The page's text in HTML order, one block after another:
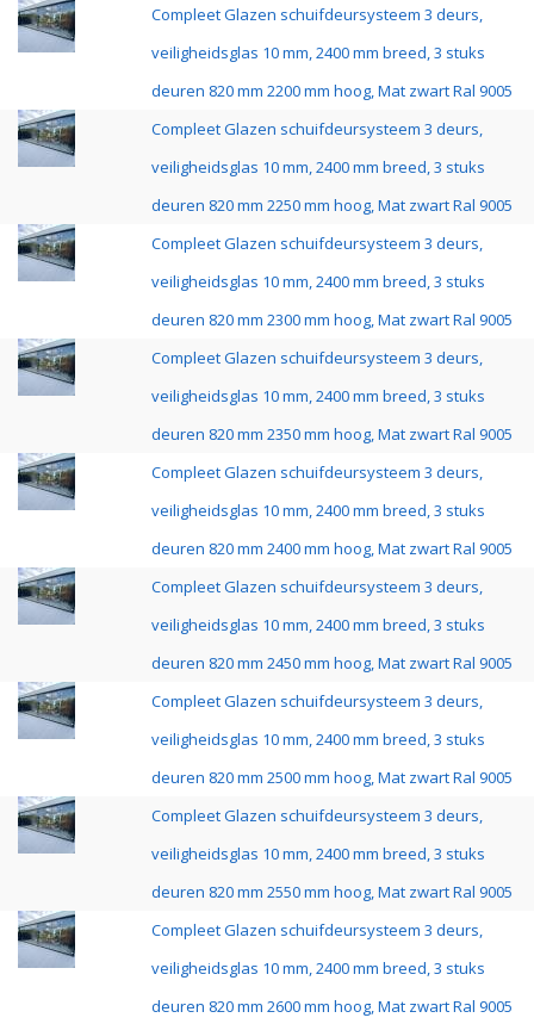
Compleet Glazen schuifdeursysteem 3 deurs,
veiligheidsglas 10 mm, 2400 mm breed, 3 stuks
deuren 820 mm 2200 mm hoog, Mat zwart Ral 9005
Compleet Glazen schuifdeursysteem 3 deurs,
veiligheidsglas 10 mm, 2400 mm breed, 3 stuks
deuren 820 mm 2250 mm hoog, Mat zwart Ral 9005
Compleet Glazen schuifdeursysteem 3 deurs,
veiligheidsglas 10 mm, 2400 mm breed, 3 stuks
deuren 820 mm 2300 mm hoog, Mat zwart Ral 9005
Compleet Glazen schuifdeursysteem 3 deurs,
veiligheidsglas 10 mm, 2400 mm breed, 3 stuks
deuren 820 mm 2350 mm hoog, Mat zwart Ral 9005
Compleet Glazen schuifdeursysteem 3 deurs,
veiligheidsglas 10 mm, 2400 mm breed, 3 stuks
deuren 820 mm 2400 mm hoog, Mat zwart Ral 9005
Compleet Glazen schuifdeursysteem 3 deurs,
veiligheidsglas 10 mm, 2400 mm breed, 3 stuks
deuren 820 mm 2450 mm hoog, Mat zwart Ral 9005
Compleet Glazen schuifdeursysteem 3 deurs,
veiligheidsglas 10 mm, 2400 mm breed, 3 stuks
deuren 820 mm 2500 mm hoog, Mat zwart Ral 9005
Compleet Glazen schuifdeursysteem 3 deurs,
veiligheidsglas 10 mm, 2400 mm breed, 3 stuks
deuren 820 mm 2550 mm hoog, Mat zwart Ral 9005
Compleet Glazen schuifdeursysteem 3 deurs,
veiligheidsglas 10 mm, 2400 mm breed, 3 stuks
deuren 820 mm 2600 mm hoog, Mat zwart Ral 9005